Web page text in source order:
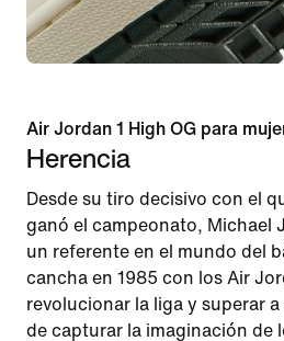
Air Jordan 1 High OG para
Herencia
Desde su tiro decisivo con el
ganó el campeonato, Michael
un referente en el mundo del
cancha en 1985 con los Air
revolucionar la liga y superar a
de capturar la imaginación de